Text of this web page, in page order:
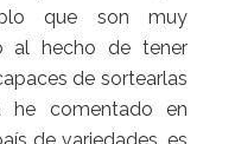
que son muy
al hecho de tener
de sortearlas
he comentado en